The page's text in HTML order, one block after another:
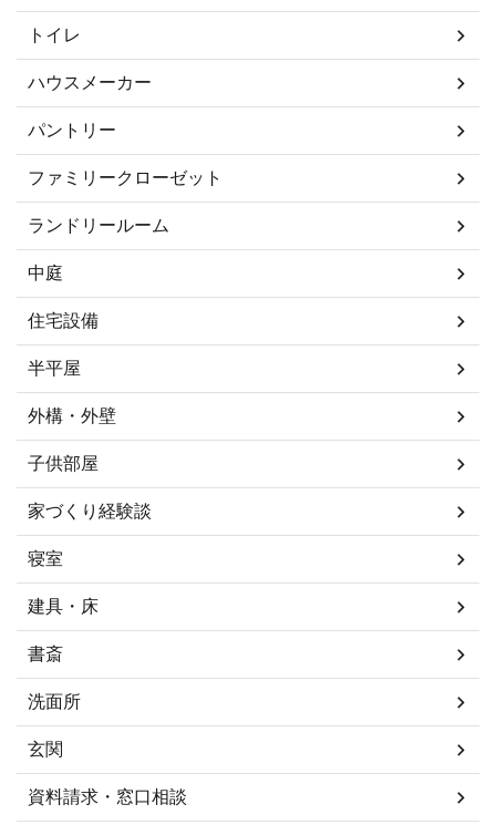
トイレ
ハウスメーカー
パントリー
ファミリークローゼット
ランドリールーム
中庭
住宅設備
半平屋
外構・外壁
子供部屋
家づくり経験談
寝室
建具・床
書斎
洗面所
玄関
資料請求・窓口相談